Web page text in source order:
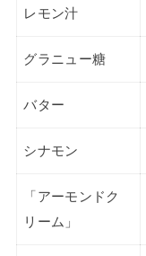
レモン汁
グラニュー糖
バター
シナモン
「アーモンドク
リーム」